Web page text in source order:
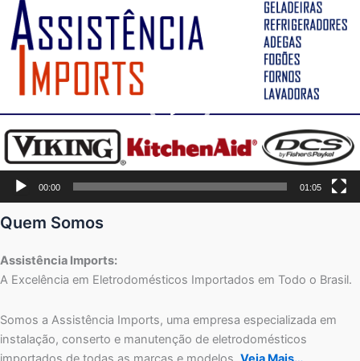
Tocador
vídeo
00:00 01:05
Quem Somos
Assistência Imports:
A Excelência em Eletrodomésticos Importados em Todo o Brasil.
Somos a Assistência Imports, uma empresa especializada em
instalação, conserto e manutenção de eletrodomésticos